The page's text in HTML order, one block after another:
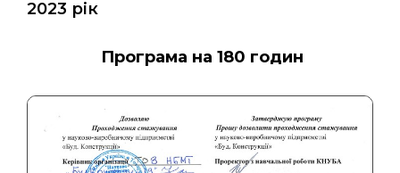
2023 рік
Програма на 180 годин